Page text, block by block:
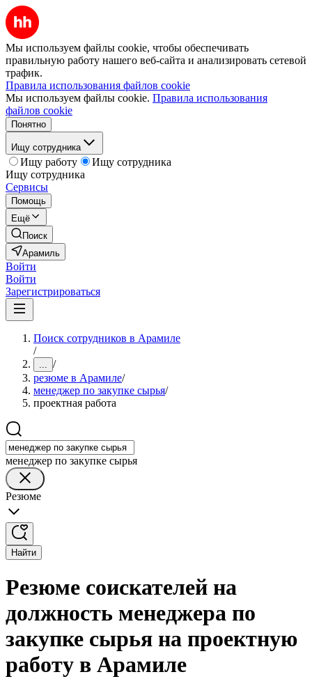
Мы используем файлы cookie, чтобы обеспечивать
правильную работу нашего веб-сайта и анализировать сетевой
трафик.
Правила использования файлов cookie
Мы используем файлы cookie. Правила использования
файлов cookie
Понятно
Ищу сотрудника
Ищу работу
Ищу сотрудника
Ищу сотрудника
Сервисы
Помощь
Ещё
Поиск
Арамиль
Войти
Войти
Зарегистрироваться
Поиск сотрудников в Арамиле
/
... /
резюме в Арамиле/
менеджер по закупке сырья/
проектная работа
менеджер по закупке сырья
Резюме
Найти
Резюме соискателей на
должность менеджера по
закупке сырья на проектную
работу в Арамиле